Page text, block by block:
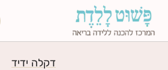
דקלה ידיד